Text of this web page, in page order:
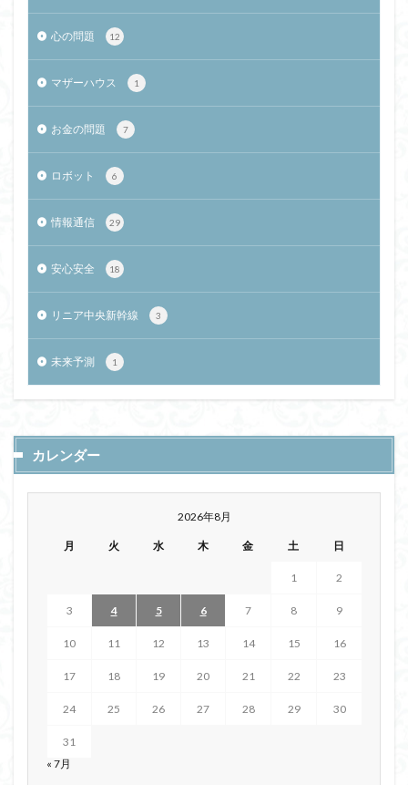
心の問題 12
マザーハウス 1
お金の問題 7
ロボット 6
情報通信 29
安心安全 18
リニア中央新幹線 3
未来予測 1
カレンダー
2026年8月
月 火 水 木 金 土 日
1 2
3 4 5 6 7 8 9
10 11 12 13 14 15 16
17 18 19 20 21 22 23
24 25 26 27 28 29 30
31
« 7月